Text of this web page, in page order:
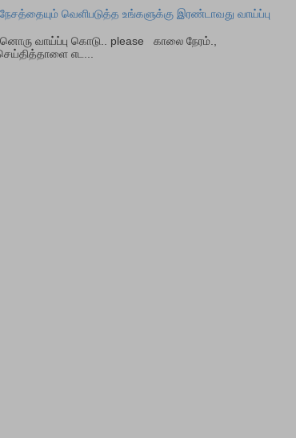
வெளிபடுத்த உங்களுக்கு இரண்டாவது வாய்ப்பு
வாய்ப்பு கொடு.. please காலை நேரம்.,
எட...